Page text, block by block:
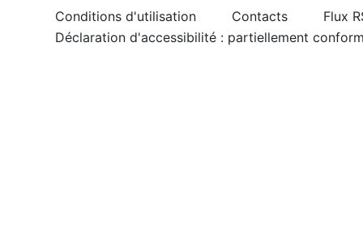
Conditions d'utilisation Contacts
Flux
Déclaration d'accessibilité : partiellement